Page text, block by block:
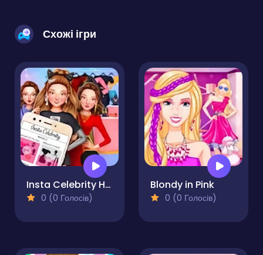
Схожі ігри
Insta Celebrity Hashtag Goals
0 (0 Голосів)
Blondy in Pink
0 (0 Голосів)